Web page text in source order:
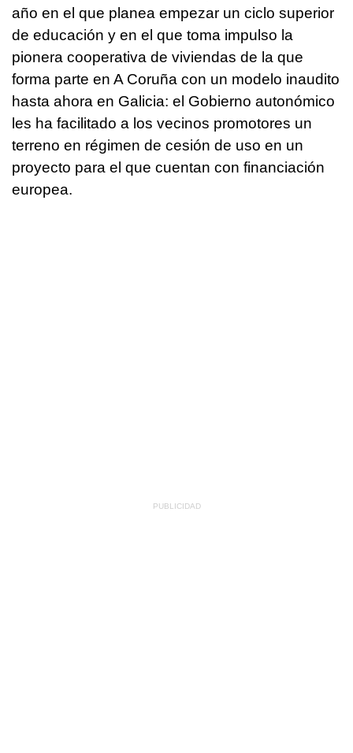
año en el que planea empezar un ciclo superior
de educación y en el que toma impulso la
pionera cooperativa de viviendas de la que
forma parte en A Coruña con un modelo inaudito
hasta ahora en Galicia: el Gobierno autonómico
les ha facilitado a los vecinos promotores un
terreno en régimen de cesión de uso en un
proyecto para el que cuentan con financiación
europea.